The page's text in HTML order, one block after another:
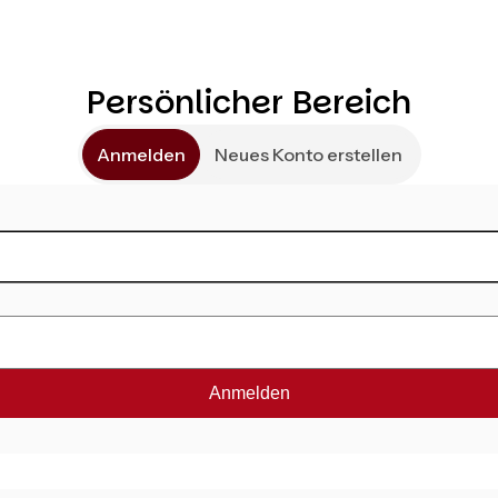
Persönlicher Bereich
Anmelden Neues Konto erstellen